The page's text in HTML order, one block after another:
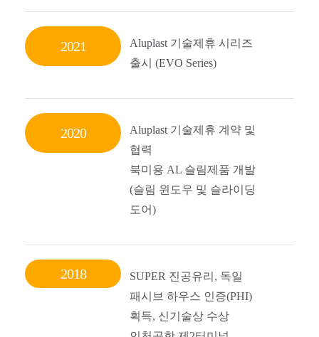
2021
Aluplast 기술제휴 시리즈
출시 (EVO Series)
2020
Aluplast 기술제휴 계약 및
협력
북미용 AL 슬림제품 개발
(슬림 윈도우 및 슬라이딩
도어)
2018
SUPER 진공유리, 독일
패시브 하우스 인증(PHI)
획득, 신기술상 수상